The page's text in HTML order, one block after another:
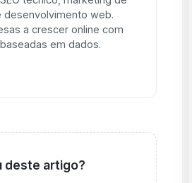
desenvolvimento web.
a crescer online com
em dados.
deste artigo?